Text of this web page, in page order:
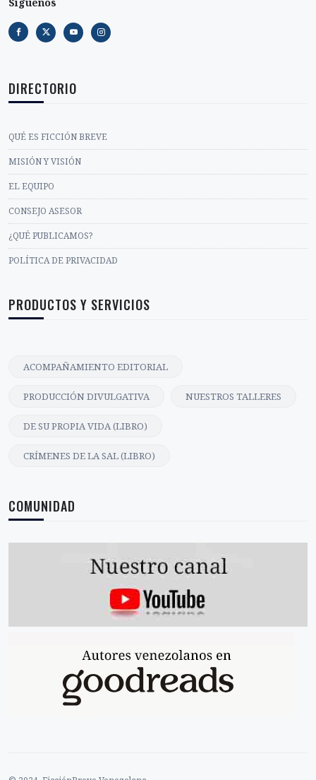
DIRECTORIO
QUÉ ES FICCIÓN BREVE
MISIÓN Y VISIÓN
EL EQUIPO
CONSEJO ASESOR
¿QUÉ PUBLICAMOS?
POLÍTICA DE PRIVACIDAD
PRODUCTOS Y SERVICIOS
ACOMPAÑAMIENTO EDITORIAL
PRODUCCIÓN DIVULGATIVA NUESTROS TALLERES
DE SU PROPIA VIDA (LIBRO)
CRÍMENES DE LA SAL (LIBRO)
COMUNIDAD